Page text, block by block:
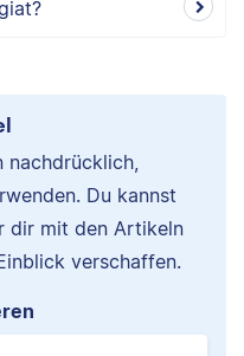
nachdrücklich,
Du kannst
dir mit den Artikeln
verschaffen.